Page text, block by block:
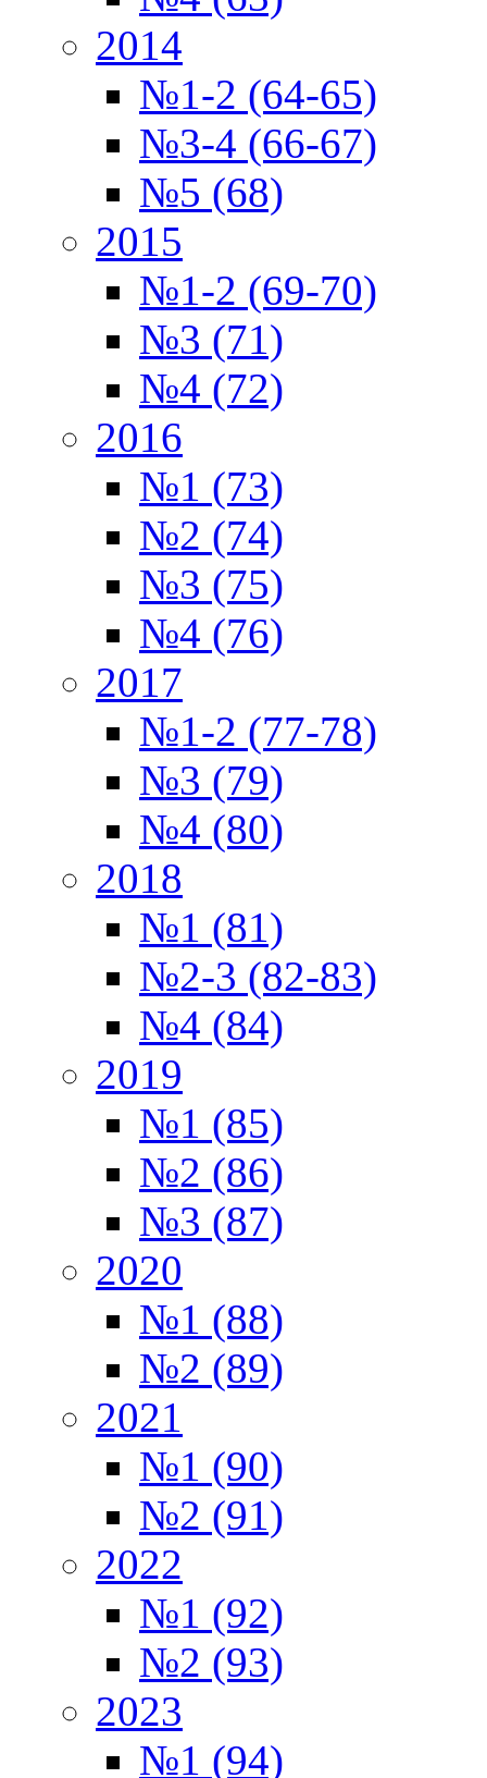
2014
№1-2 (64-65)
№3-4 (66-67)
№5 (68)
2015
№1-2 (69-70)
№3 (71)
№4 (72)
2016
№1 (73)
№2 (74)
№3 (75)
№4 (76)
2017
№1-2 (77-78)
№3 (79)
№4 (80)
2018
№1 (81)
№2-3 (82-83)
№4 (84)
2019
№1 (85)
№2 (86)
№3 (87)
2020
№1 (88)
№2 (89)
2021
№1 (90)
№2 (91)
2022
№1 (92)
№2 (93)
2023
№1 (94)